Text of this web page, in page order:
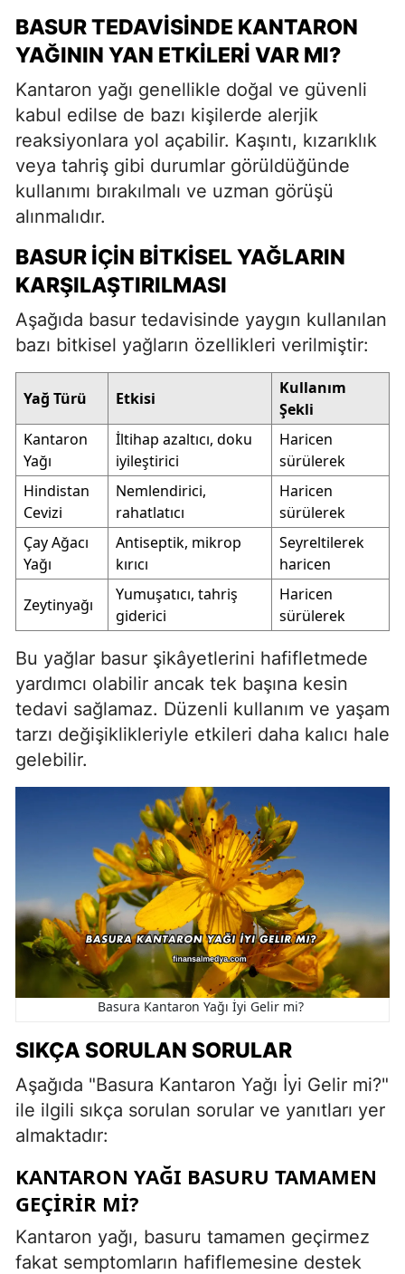
BASUR TEDAVISINDE KANTARON
YAĞININ YAN ETKILERI VAR MI?
Kantaron yağı genellikle doğal ve güvenli
kabul edilse de bazı kişilerde alerjik
reaksiyonlara yol açabilir. Kaşıntı, kızarıklık
veya tahriş gibi durumlar görüldüğünde
kullanımı bırakılmalı ve uzman görüşü
alınmalıdır.
BASUR İÇIN BITKISEL YAĞLARIN
KARŞILAŞTIRILMASI
Aşağıda basur tedavisinde yaygın kullanılan
bazı bitkisel yağların özellikleri verilmiştir:
Yağ Türü Etkisi
Kullanım
Şekli
Kantaron
Yağı
İltihap azaltıcı, doku
iyileştirici
Haricen
sürülerek
Hindistan
Cevizi
Nemlendirici,
rahatlatıcı
Haricen
sürülerek
Çay Ağacı
Yağı
Antiseptik, mikrop
kırıcı
Seyreltilerek
haricen
Zeytinyağı
Yumuşatıcı, tahriş
giderici
Haricen
sürülerek
Bu yağlar basur şikâyetlerini hafifletmede
yardımcı olabilir ancak tek başına kesin
tedavi sağlamaz. Düzenli kullanım ve yaşam
tarzı değişiklikleriyle etkileri daha kalıcı hale
gelebilir.
Basura Kantaron Yağı İyi Gelir mi?
SIKÇA SORULAN SORULAR
Aşağıda "Basura Kantaron Yağı İyi Gelir mi?"
ile ilgili sıkça sorulan sorular ve yanıtları yer
almaktadır:
KANTARON YAĞI BASURU TAMAMEN
GEÇIRIR MI?
Kantaron yağı, basuru tamamen geçirmez
fakat semptomların hafiflemesine destek